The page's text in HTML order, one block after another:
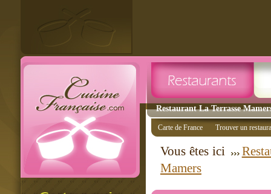
Restaurant La Terrasse
Carte de France Trouver un
Vous êtes ici
Mamers